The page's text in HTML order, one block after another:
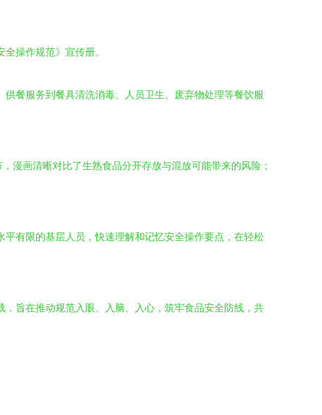
操作规范》宣传册。
餐服务到餐具清洗消毒、人员卫生、废弃物处理等餐饮服
漫画清晰对比了生熟食品分开存放与混放可能带来的风险；
有限的基层人员，快速理解和记忆安全操作要点，在轻松
旨在推动规范入眼、入脑、入心，筑牢食品安全防线，共